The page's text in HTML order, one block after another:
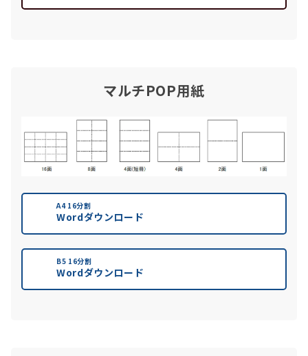
マルチPOP用紙
A4 16分割
Wordダウンロード
B5 16分割
Wordダウンロード